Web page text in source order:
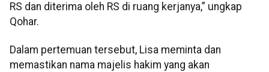
RS dan diterima oleh RS di ruang kerjanya,” ungkap
Qohar.
Dalam pertemuan tersebut, Lisa meminta dan
memastikan nama majelis hakim yang akan